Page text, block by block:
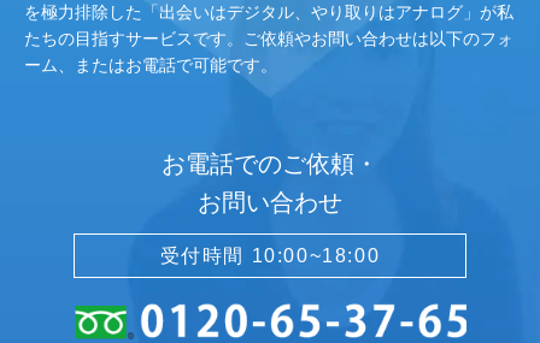
を極力排除した「出会いはデジタル、やり取りはアナログ」が私
たちの目指すサービスです。ご依頼やお問い合わせは以下のフォ
ーム、またはお電話で可能です。
お電話でのご依頼・
お問い合わせ
受付時間 10:00~18:00